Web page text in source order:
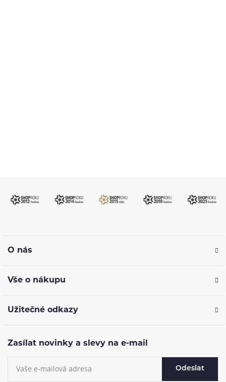
O nás
Vše o nákupu
Užitečné odkazy
Zasílat novinky a slevy na e-mail
Odeslat